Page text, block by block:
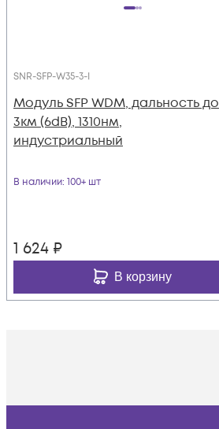
SNR-SFP-W35-3-I
Модуль SFP WDM, дальность до
3км (6dB), 1310нм,
индустриальный
В наличии: 100+ шт
1 624 ₽
В корзину